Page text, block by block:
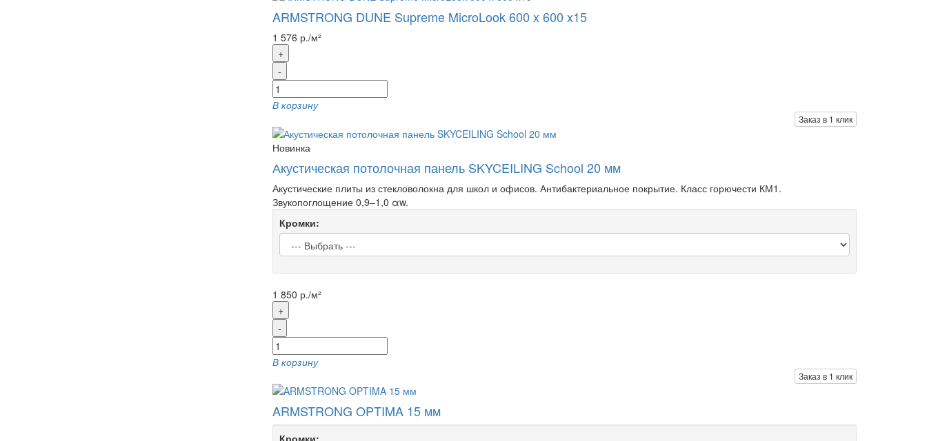
ARMSTRONG DUNE Supreme MicroLook 600 x 600 x15
1 576 р./м²
+
-
В корзину
Заказ в 1 клик
Новинка
Акустическая потолочная панель SKYCEILING School 20 мм
Акустические плиты из стекловолокна для школ и офисов. Антибактериальное покрытие. Класс горючести КМ1.
Звукопоглощение 0,9–1,0 αw.
Кромки:
1 850 р./м²
+
-
В корзину
Заказ в 1 клик
ARMSTRONG OPTIMA 15 мм